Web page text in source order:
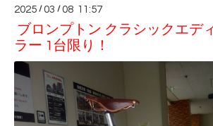
2025 /03 /08 11:57
ブロンプトン クラシックエデ
ラー 1台限り！